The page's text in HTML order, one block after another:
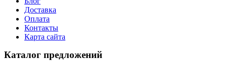
Доставка
Оплата
Контакты
Карта сайта
Каталог предложений